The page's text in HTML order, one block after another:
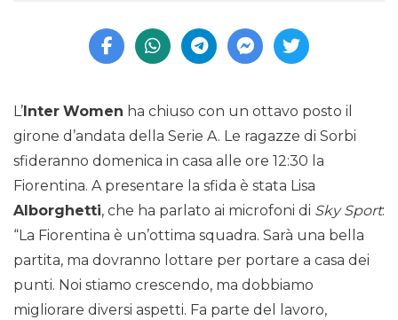
L’Inter Women ha chiuso con un ottavo posto il
girone d’andata della Serie A. Le ragazze di Sorbi
sfideranno domenica in casa alle ore 12:30 la
Fiorentina. A presentare la sfida è stata Lisa
Alborghetti, che ha parlato ai microfoni di Sky Sport:
“La Fiorentina è un’ottima squadra. Sarà una bella
partita, ma dovranno lottare per portare a casa dei
punti. Noi stiamo crescendo, ma dobbiamo
migliorare diversi aspetti. Fa parte del lavoro,